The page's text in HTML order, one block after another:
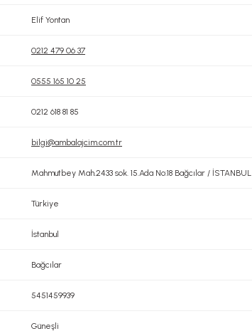
Elif Yontan
0212 479 06 37
0555 165 10 25
0212 618 81 85
bilgi@ambalajcim.com.tr
Mahmutbey Mah.2433 sok. 15.Ada No:18 Bağcılar / İSTANBUL
Türkiye
İstanbul
Bağcılar
5451459939
Güneşli